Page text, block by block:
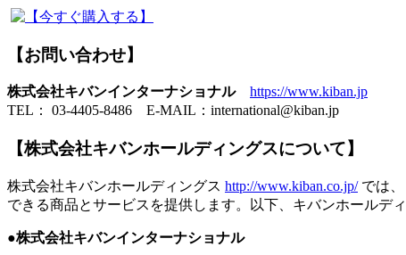
【お問い合わせ】
株式会社キバンインターナショナル
https://www.kiban.jp
TEL： 03-4405-8486 E-MAIL：international@kiban.jp
【株式会社キバンホールディングスについて】
株式会社キバンホールディングス http://www.kiban.co.jp/では、
できる商品とサービスを提供します。以下、キバンホールデ
●株式会社キバンインターナショナル